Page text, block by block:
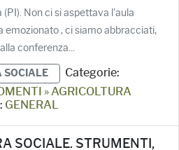
(PI). Non ci si aspettava l'aula
emozionato , ci siamo abbracciati,
conferenza...
SOCIALE
Categorie:
» AGRICOLTURA
GENERAL
SOCIALE. STRUMENTI,